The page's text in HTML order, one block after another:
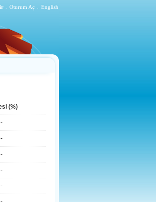
Oturum Aç English
(%)
-
-
-
-
-